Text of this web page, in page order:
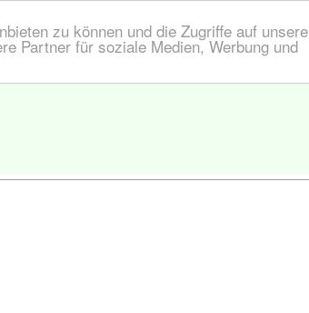
zu können und die Zugriffe auf unsere
Partner für soziale Medien, Werbung und